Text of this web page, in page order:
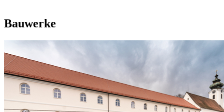
Bauwerke